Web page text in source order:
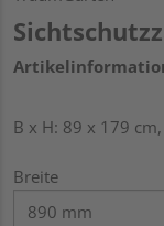
B x H: 89 x 179
Breite